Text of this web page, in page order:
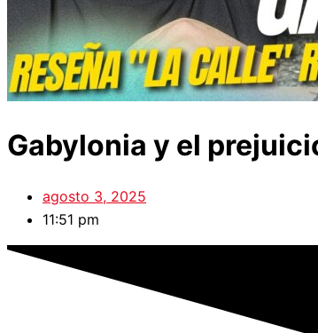
Gabylonia y el
agosto 3, 2025
11:51 pm